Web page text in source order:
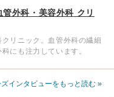
外科・美容外科 クリ
リニック。血管外科の繊細
にも注力しています。
ズインタビューをもっと読む »